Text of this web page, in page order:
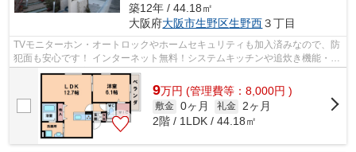
築12年 / 44.18㎡
大阪府大阪市生野区生野西３丁目
TVモニターホン・オートロックやホームセキュリティも加入済みなので、防
犯面も安心です！ インターネット無料！システムキッチンや追炊き機能・浴
室乾燥もあり充実した設備となって...
9万円 (管理費等：8,000円 )
敷金 0ヶ月 礼金 2ヶ月
2階 / 1LDK / 44.18㎡